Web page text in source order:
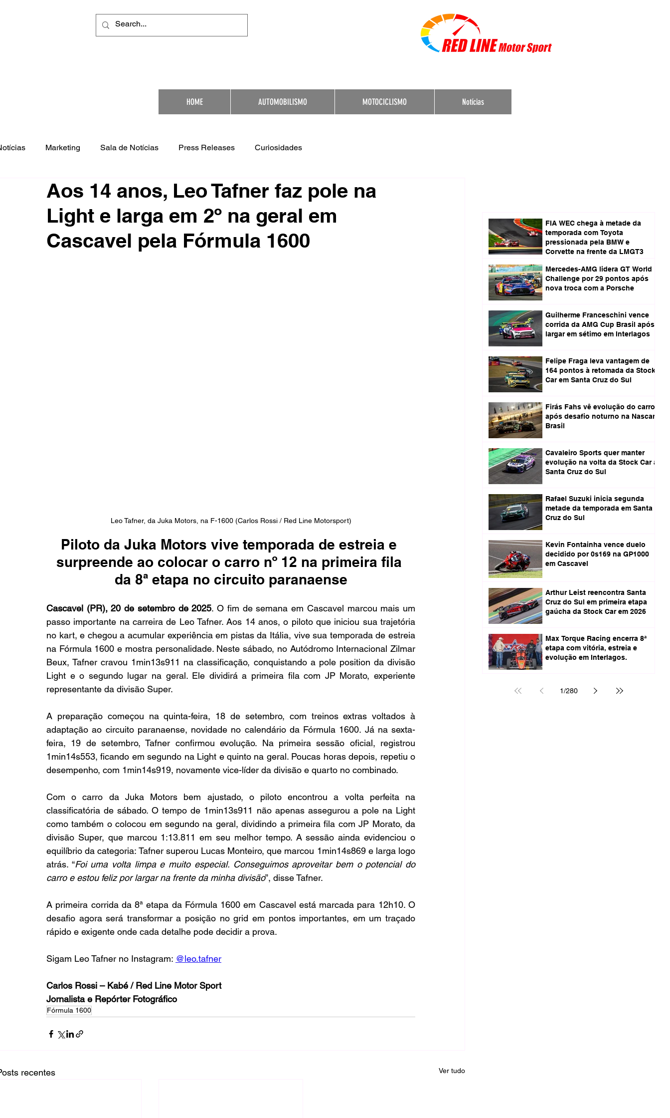
HOME AUTOMOBILISMO MOTOCICLISMO Notícias
Marketing Sala de Notícias Press Releases Curiosidades
Aos 14 anos, Leo Tafner faz pole na
Light e larga em 2º na geral em
Cascavel pela Fórmula 1600
Leo Tafner, da Juka Motors, na F-1600 (Carlos Rossi / Red Line Motorsport)
Piloto da Juka Motors vive temporada de estreia e
surpreende ao colocar o carro nº 12 na primeira fila
da 8ª etapa no circuito paranaense
Cascavel (PR), 20 de setembro de 2025. O fim de semana em Cascavel marcou mais um
passo importante na carreira de Leo Tafner. Aos 14 anos, o piloto que iniciou sua trajetória
no kart, e chegou a acumular experiência em pistas da Itália, vive sua temporada de estreia
na Fórmula 1600 e mostra personalidade. Neste sábado, no Autódromo Internacional Zilmar
Beux, Tafner cravou 1min13s911 na classificação, conquistando a pole position da divisão
Light e o segundo lugar na geral. Ele dividirá a primeira fila com JP Morato, experiente
representante da divisão Super.
A preparação começou na quinta-feira, 18 de setembro, com treinos extras voltados à
adaptação ao circuito paranaense, novidade no calendário da Fórmula 1600. Já na sexta-
feira, 19 de setembro, Tafner confirmou evolução. Na primeira sessão oficial, registrou
1min14s553, ficando em segundo na Light e quinto na geral. Poucas horas depois, repetiu o
desempenho, com 1min14s919, novamente vice-líder da divisão e quarto no combinado.
Com o carro da Juka Motors bem ajustado, o piloto encontrou a volta perfeita na
classificatória de sábado. O tempo de 1min13s911 não apenas assegurou a pole na Light
como também o colocou em segundo na geral, dividindo a primeira fila com JP Morato, da
divisão Super, que marcou 1:13.811 em seu melhor tempo. A sessão ainda evidenciou o
equilíbrio da categoria: Tafner superou Lucas Monteiro, que marcou 1min14s869 e larga logo
atrás. “Foi uma volta limpa e muito especial. Conseguimos aproveitar bem o potencial do
carro e estou feliz por largar na frente da minha divisão”, disse Tafner.
A primeira corrida da 8ª etapa da Fórmula 1600 em Cascavel está marcada para 12h10. O
desafio agora será transformar a posição no grid em pontos importantes, em um traçado
rápido e exigente onde cada detalhe pode decidir a prova.
Sigam Leo Tafner no Instagram: @leo.tafner
Carlos Rossi – Kabé / Red Line Motor Sport
Jornalista e Repórter Fotográfico
Fórmula 1600
recentes Ver tudo
FIA WEC chega à metade da
temporada com Toyota
pressionada pela BMW e
Corvette na frente da LMGT3
Mercedes-AMG lidera GT World
Challenge por 29 pontos após
nova troca com a Porsche
Guilherme Franceschini vence
corrida da AMG Cup Brasil após
largar em sétimo em Interlagos
Felipe Fraga leva vantagem de
164 pontos à retomada da Stock
Car em Santa Cruz do Sul
Firás Fahs vê evolução do carro
após desafio noturno na Nascar
Brasil
Cavaleiro Sports quer manter
evolução na volta da Stock Car a
Santa Cruz do Sul
Rafael Suzuki inicia segunda
metade da temporada em Santa
Cruz do Sul
Kevin Fontainha vence duelo
decidido por 0s169 na GP1000
em Cascavel
Arthur Leist reencontra Santa
Cruz do Sul em primeira etapa
gaúcha da Stock Car em 2026
Max Torque Racing encerra 8ª
etapa com vitória, estreia e
evolução em Interlagos.
1/280